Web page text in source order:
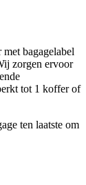
bagagelabel
zorgen ervoor
tot 1 koffer of
ten laatste om